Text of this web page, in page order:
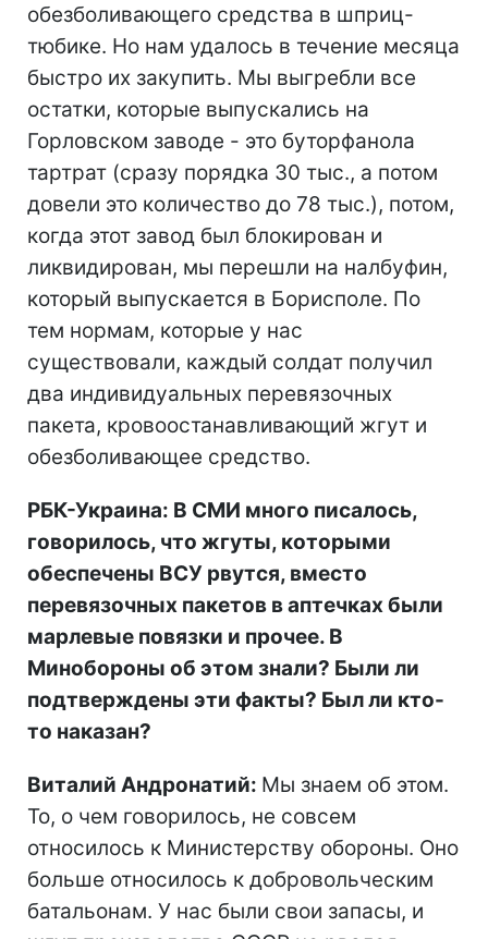
обезболивающего средства в шприц-
тюбике. Но нам удалось в течение месяца
быстро их закупить. Мы выгребли все
остатки, которые выпускались на
Горловском заводе - это буторфанола
тартрат (сразу порядка 30 тыс., а потом
довели это количество до 78 тыс.), потом,
когда этот завод был блокирован и
ликвидирован, мы перешли на налбуфин,
который выпускается в Борисполе. По
тем нормам, которые у нас
существовали, каждый солдат получил
два индивидуальных перевязочных
пакета, кровоостанавливающий жгут и
обезболивающее средство.
РБК-Украина: В СМИ много писалось,
говорилось, что жгуты, которыми
обеспечены ВСУ рвутся, вместо
перевязочных пакетов в аптечках были
марлевые повязки и прочее. В
Минобороны об этом знали? Были ли
подтверждены эти факты? Был ли кто-
то наказан?
Виталий Андронатий: Мы знаем об этом.
То, о чем говорилось, не совсем
относилось к Министерству обороны. Оно
больше относилось к добровольческим
батальонам. У нас были свои запасы, и